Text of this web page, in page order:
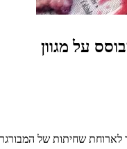
על מגוון
לארוחת שחיתות של